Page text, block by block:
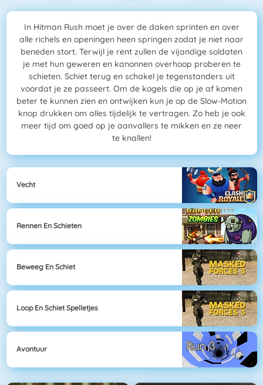
In Hitman Rush moet je over de daken sprinten en over
alle richels en openingen heen springen zodat je niet naar
beneden stort. Terwijl je rent zullen de vijandige soldaten
je met hun geweren en kanonnen overhoop proberen te
schieten. Schiet terug en schakel je tegenstanders uit
voordat je ze passeert. Om de kogels die op je af komen
beter te kunnen zien en ontwijken kun je op de Slow-Motion
knop drukken om alles tijdelijk te vertragen. Zo heb je ook
meer tijd om goed op je aanvallers te mikken en ze neer
te knallen!
Vecht
Rennen En Schieten
Beweeg En Schiet
Loop En Schiet Spelletjes
Avontuur